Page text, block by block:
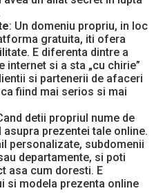
: Un domeniu propriu, in loc
gratuita, iti ofera
E diferenta dintre a
internet si a sta „cu chirie”
si partenerii de afaceri
fiind mai serios si mai
detii propriul nume de
prezentei tale online.
personalizate, subdomenii
departamente, si poti
asa cum doresti. E
si modela prezenta online